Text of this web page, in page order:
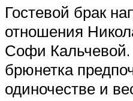
Гостевой брак
отношения
Софи
брюнетка
одиночестве и